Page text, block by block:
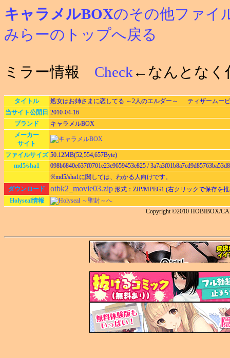
キャラメルBOXのその他ファイ
みらーのトップへ戻る
ミラー情報 Check ←なんとなく
タイトル
処女はお姉さまに恋してる ～2人のエルダー～ ティザームー
当サイト公開日 2010-04-16
ブランド
キャラメルBOX
メーカー
サイト
ファイルサイズ 50.12MB(52,554,657Byte)
md5/sha1
098b6840e637f0701e23e9659453e825 /
※md5/sha1に関しては、わかる人向けです。
ダウンロード
otbk2_movie03.zip 形式：ZIP/MPEG1 (右クリックで保存を
Holyseal情報
Holyseal ～聖封～へ
Copyright ©2010 HOBIBOX/